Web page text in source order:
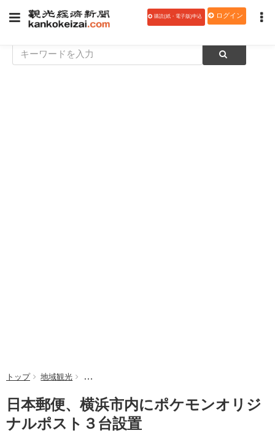
購読(紙・電子版)申込 ログイン
トップ 地域観光 日本郵便、横浜市内にポケモンオリジナルポスト３
日本郵便、横浜市内にポケモンオリジ
ナルポスト３台設置